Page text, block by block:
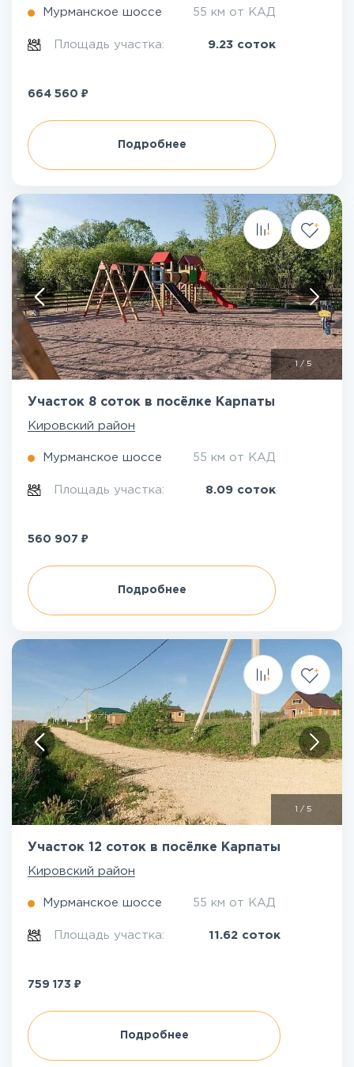
Мурманское шоссе 55 км от КАД
Площадь участка: 9.23 соток
664 560 ₽
Подробнее
/ 5
Участок 8 соток в посёлке Карпаты
Кировский район
Мурманское шоссе 55 км от КАД
Площадь участка: 8.09 соток
560 907 ₽
Подробнее
/ 5
Участок 12 соток в посёлке Карпаты
Кировский район
Мурманское шоссе 55 км от КАД
Площадь участка: 11.62 соток
759 173 ₽
Подробнее